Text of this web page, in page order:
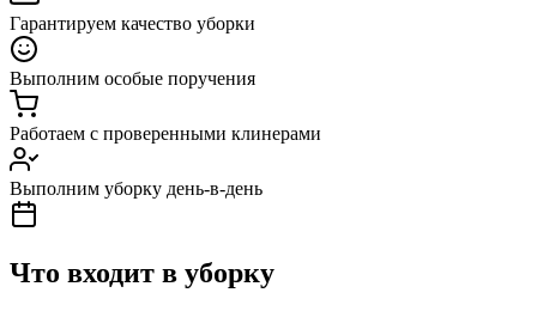
Гарантируем качество уборки
Выполним особые поручения
Работаем с проверенными клинерами
Выполним уборку день-в-день
Что входит в уборку